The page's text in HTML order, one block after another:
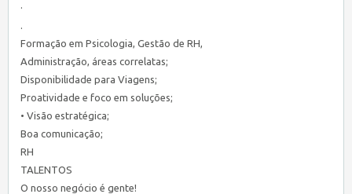
·
.
Formação em Psicologia, Gestão de RH,
Administração, áreas correlatas;
Disponibilidade para Viagens;
Proatividade e foco em soluções;
• Visão estratégica;
Boa comunicação;
RH
TALENTOS
O nosso negócio é gente!